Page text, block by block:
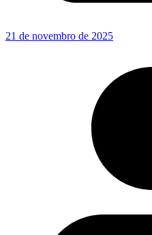
21 de novembro de 2025